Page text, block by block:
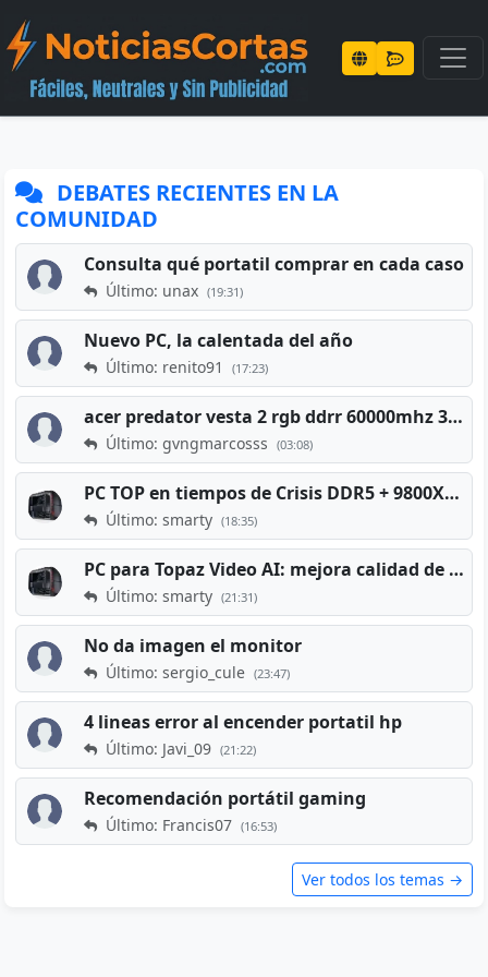
DEBATES RECIENTES EN LA
COMUNIDAD
Consulta qué portatil comprar en cada caso
Último: unax (19:31)
Nuevo PC, la calentada del año
Último: renito91 (17:23)
acer predator vesta 2 rgb ddrr 60000mhz 32gb x2 16gb
Último: gvngmarcosss (03:08)
PC TOP en tiempos de Crisis DDR5 + 9800X3D + RTX 5080 [2026][2400€]
Último: smarty (18:35)
PC para Topaz Video AI: mejora calidad de vídeos viejos
Último: smarty (21:31)
No da imagen el monitor
Último: sergio_cule (23:47)
4 lineas error al encender portatil hp
Último: Javi_09 (21:22)
Recomendación portátil gaming
Último: Francis07 (16:53)
Ver todos los temas →